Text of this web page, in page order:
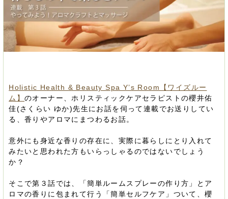
Holistic Health & Beauty Spa Y’s Room【ワイズルー
ム】 のオーナー、ホリスティックケアセラピストの櫻井佑
佳(さくらい ゆか)先生にお話を伺って連載でお送りしてい
る、香りやアロマにまつわるお話。
意外にも身近な香りの存在に、実際に暮らしにとり入れて
みたいと思われた方もいらっしゃるのではないでしょう
か？
そこで第３話では、「簡単ルームスプレーの作り方」とア
ロマの香りに包まれて行う「簡単セルフケア」ついて、櫻